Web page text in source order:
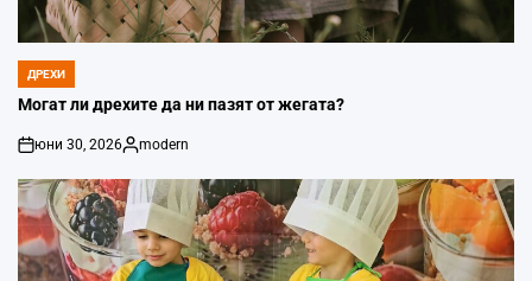
POSTED
IN
ДРЕХИ
Могат ли дрехите да ни пазят от жегата?
on
юни 30, 2026
Posted
modern